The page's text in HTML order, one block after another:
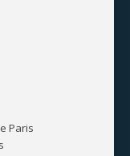
Paris